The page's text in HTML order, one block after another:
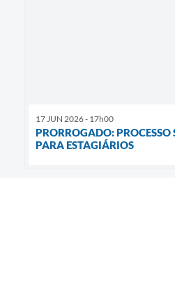
17 JUN 2026 - 17h00
PRORROGADO: PROCESSO
PARA ESTAGIÁRIOS